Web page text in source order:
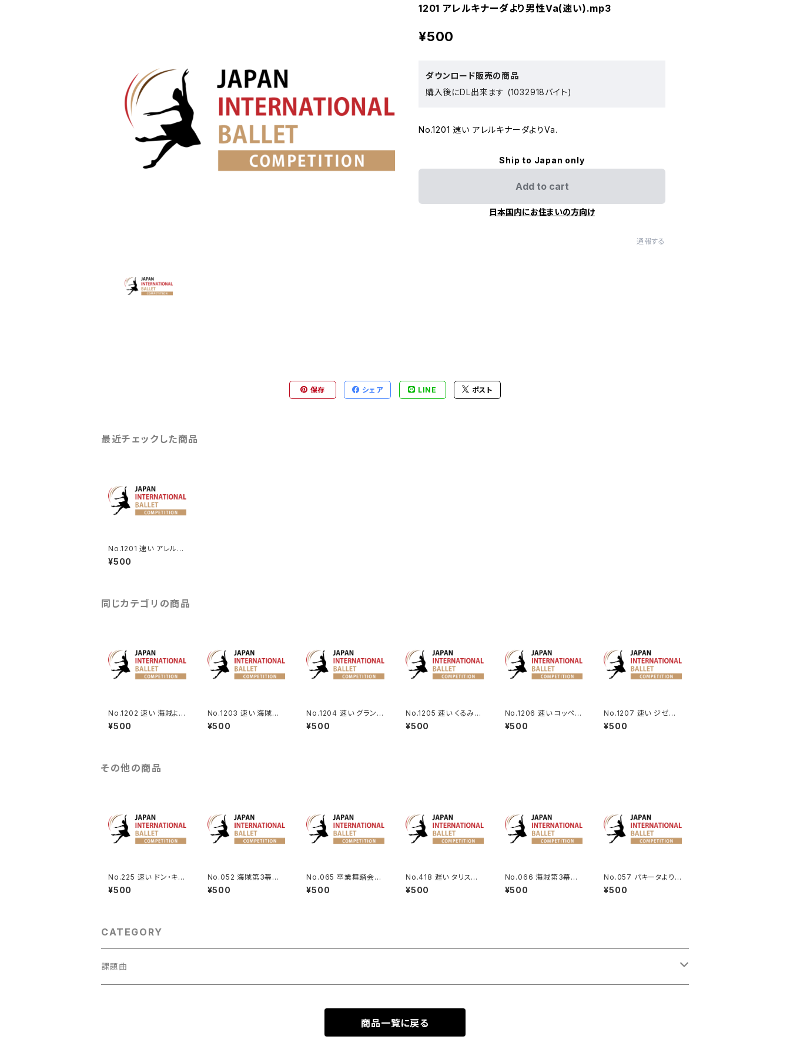
1201 アレルキナーダより男性Va(速い).mp3
¥500
ダウンロード販売の商品
購入後にDL出来ます (1032918バイト)
No.1201 速い アレルキナーダよりVa.
Ship to Japan only
Add to cart
日本国内にお住まいの方向け
通報する
保存 シェア LINE ポスト
最近チェックした商品
No.1201 速い アレルキ
ナーダよりVa.
¥500
同じカテゴリの商品
No.1202 速い 海賊より
男性Va.
¥500
No.1203 速い 海賊より
ランケデムのVa.
¥500
No.1204 速い グラン・
パ・クラシックより男性V
a.
¥500
No.1205 速い くるみ割
り人形より王子のVa.
¥500
No.1206 速い コッペリ
アよりフランツのVa.
¥500
No.1207 速い ジゼル
よりペザント男性Va.
¥500
その他の商品
No.225 速い ドン・キホ
ーテよりドルシネアのV
a.
¥500
No.052 海賊第3幕より
メドゥーラのVa.
¥500
No.065 卒業舞踏会よ
りVa.
¥500
No.418 遅い タリスマ
ンより女性Va.
¥500
No.066 海賊第3幕よ
りギュリナーラのVa | G
ulnara Variation fro
¥500
No.057 パキータよりヴ
ェスタールカのVa.
¥500
CATEGORY
課題曲
商品一覧に戻る